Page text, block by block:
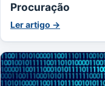
Procuração
Ler artigo →